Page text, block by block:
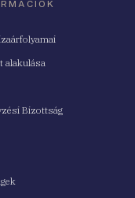
alakulása
Bizottság